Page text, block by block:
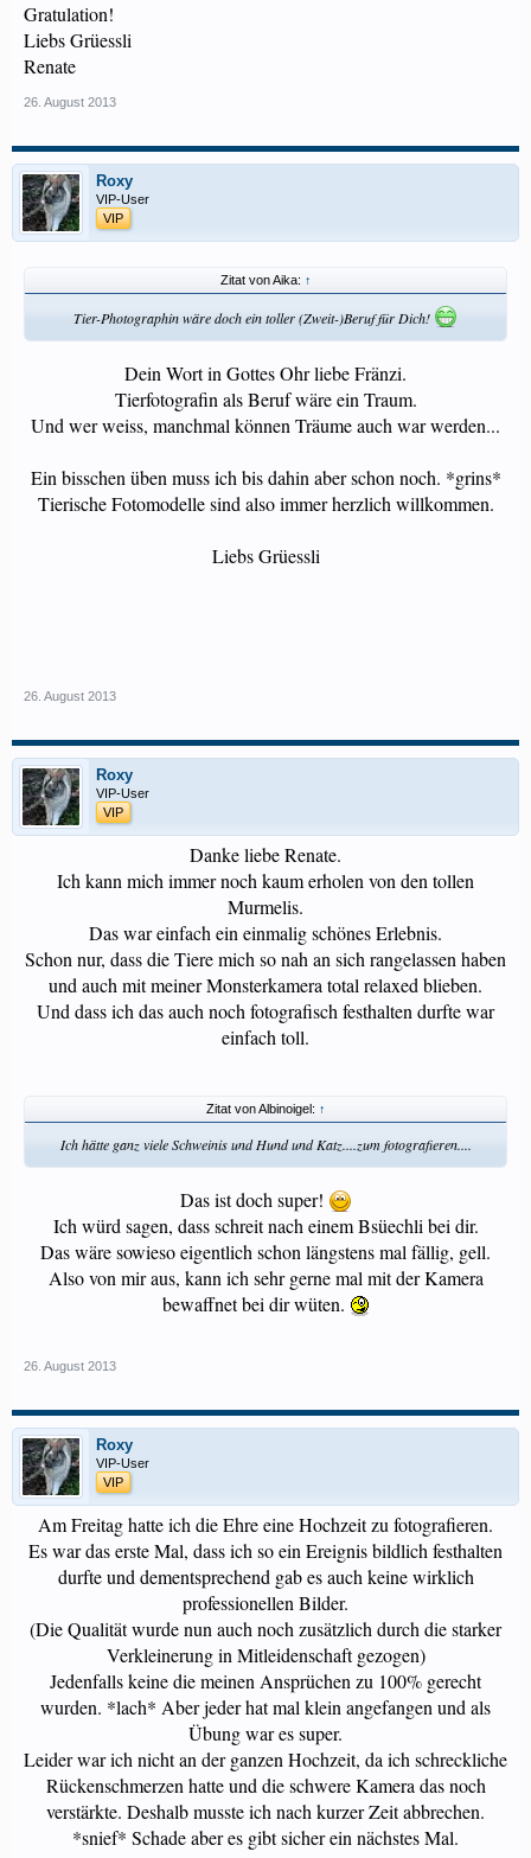
Gratulation!
Liebs Grüessli
Renate
26. August 2013
Roxy
VIP-User
VIP
Zitat von Aika: ↑
Tier-Photographin wäre doch ein toller (Zweit-)Beruf für Dich!
Dein Wort in Gottes Ohr liebe Fränzi.
Tierfotografin als Beruf wäre ein Traum.
Und wer weiss, manchmal können Träume auch war werden...
Ein bisschen üben muss ich bis dahin aber schon noch. *grins*
Tierische Fotomodelle sind also immer herzlich willkommen.
Liebs Grüessli
26. August 2013
Roxy
VIP-User
VIP
Danke liebe Renate.
Ich kann mich immer noch kaum erholen von den tollen
Murmelis.
Das war einfach ein einmalig schönes Erlebnis.
Schon nur, dass die Tiere mich so nah an sich rangelassen haben
und auch mit meiner Monsterkamera total relaxed blieben.
Und dass ich das auch noch fotografisch festhalten durfte war
einfach toll.
Zitat von Albinoigel: ↑
Ich hätte ganz viele Schweinis und Hund und Katz....zum fotografieren....
Das ist doch super!
Ich würd sagen, dass schreit nach einem Bsüechli bei dir.
Das wäre sowieso eigentlich schon längstens mal fällig, gell.
Also von mir aus, kann ich sehr gerne mal mit der Kamera
bewaffnet bei dir wüten.
26. August 2013
Roxy
VIP-User
VIP
Am Freitag hatte ich die Ehre eine Hochzeit zu fotografieren.
Es war das erste Mal, dass ich so ein Ereignis bildlich festhalten
durfte und dementsprechend gab es auch keine wirklich
professionellen Bilder.
(Die Qualität wurde nun auch noch zusätzlich durch die starker
Verkleinerung in Mitleidenschaft gezogen)
Jedenfalls keine die meinen Ansprüchen zu 100% gerecht
wurden. *lach* Aber jeder hat mal klein angefangen und als
Übung war es super.
Leider war ich nicht an der ganzen Hochzeit, da ich schreckliche
Rückenschmerzen hatte und die schwere Kamera das noch
verstärkte. Deshalb musste ich nach kurzer Zeit abbrechen.
*snief* Schade aber es gibt sicher ein nächstes Mal.